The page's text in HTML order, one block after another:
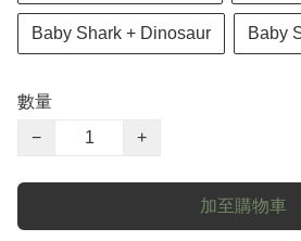
Baby Shark + Dinosaur Baby
數量
−
+
加至購物車